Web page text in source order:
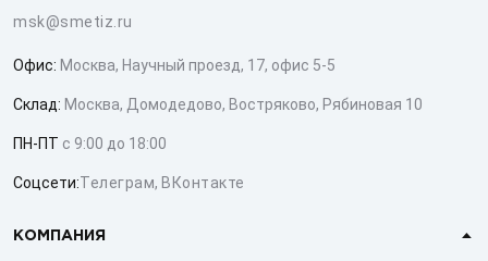
msk@smetiz.ru
Офис: Москва, Научный проезд, 17, офис 5-5
Склад: Москва, Домодедово, Востряково, Рябиновая 10
ПН-ПТ с 9:00 до 18:00
Соцсети:Телеграм, ВКонтакте
КОМПАНИЯ